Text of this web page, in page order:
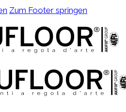
Zum Footer springen